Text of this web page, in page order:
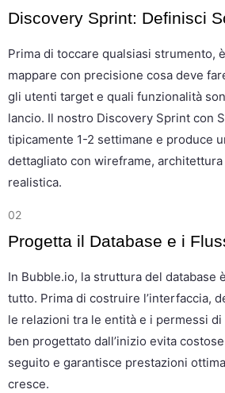
Discovery Sprint: Definisci
Prima di toccare qualsiasi strumento,
mappare con precisione cosa deve
gli utenti target e quali funzionalità
lancio. Il nostro Discovery Sprint con
tipicamente 1-2 settimane e produce
dettagliato con wireframe,
realistica.
02
Progetta il Database e i
In Bubble.io, la struttura del database
tutto. Prima di costruire l’interfaccia,
le relazioni tra le entità e i permessi di
ben progettato dall’inizio evita
seguito e garantisce prestazioni
cresce.